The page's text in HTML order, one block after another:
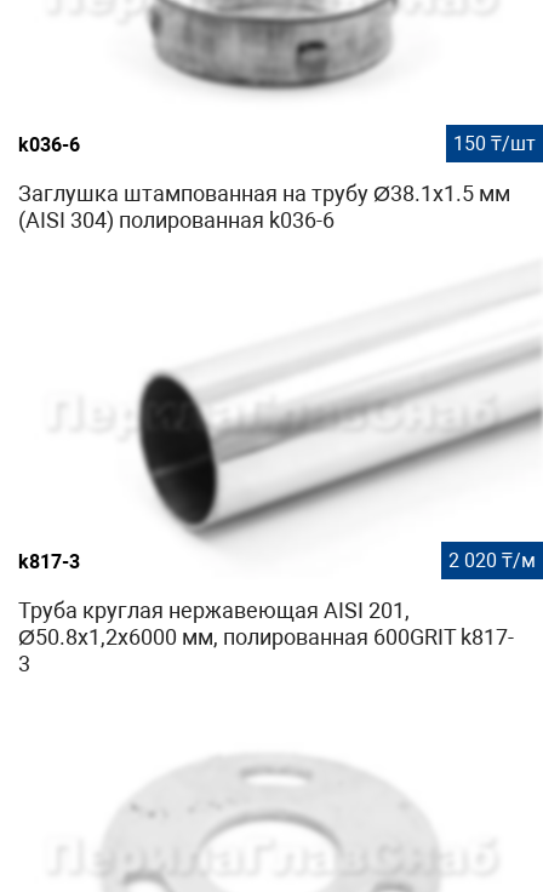
k036-6 150 ₸/шт
Заглушка штампованная на трубу Ø38.1х1.5 мм
(AISI 304) полированная k036-6
k817-3 2 020 ₸/м
Труба круглая нержавеющая AISI 201,
Ø50.8х1,2х6000 мм, полированная 600GRIT k817-
3